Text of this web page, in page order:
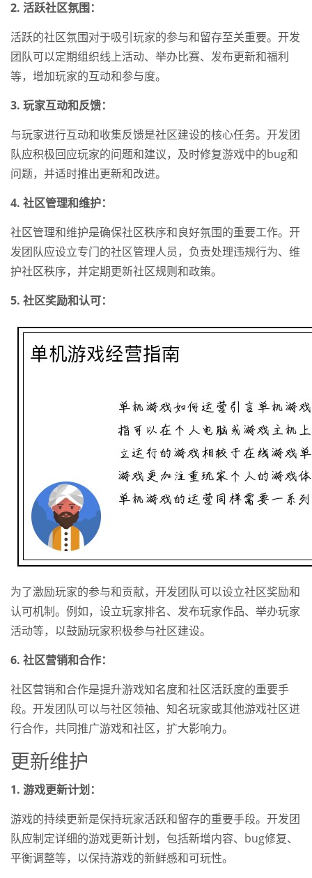
2. 活跃社区氛围：
活跃的社区氛围对于吸引玩家的参与和留存至关重要。开发
团队可以定期组织线上活动、举办比赛、发布更新和福利
等，增加玩家的互动和参与度。
3. 玩家互动和反馈：
与玩家进行互动和收集反馈是社区建设的核心任务。开发团
队应积极回应玩家的问题和建议，及时修复游戏中的bug和
问题，并适时推出更新和改进。
4. 社区管理和维护：
社区管理和维护是确保社区秩序和良好氛围的重要工作。开
发团队应设立专门的社区管理人员，负责处理违规行为、维
护社区秩序，并定期更新社区规则和政策。
5. 社区奖励和认可：
为了激励玩家的参与和贡献，开发团队可以设立社区奖励和
认可机制。例如，设立玩家排名、发布玩家作品、举办玩家
活动等，以鼓励玩家积极参与社区建设。
6. 社区营销和合作：
社区营销和合作是提升游戏知名度和社区活跃度的重要手
段。开发团队可以与社区领袖、知名玩家或其他游戏社区进
行合作，共同推广游戏和社区，扩大影响力。
更新维护
1. 游戏更新计划：
游戏的持续更新是保持玩家活跃和留存的重要手段。开发团
队应制定详细的游戏更新计划，包括新增内容、bug修复、
平衡调整等，以保持游戏的新鲜感和可玩性。